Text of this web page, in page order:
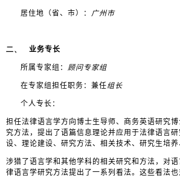
居住地（省、市）： 广州市
二、 业务专长
所属专家组： 顾问专家组
在专家组担任职务：兼任组长
个人专长：
担任法律语言学方向博士生导师、商务英语研究
究方法，提出了语篇信息理论并应用于法律语言
设、理论建设、研究方法、相关技术、研究生培
涉猎了语言学和其他学科的相关研究和方法，对
律语言学研究方法提出了一系列看法。这些看法